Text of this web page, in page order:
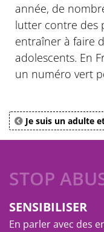
année, de
lutter contre des
entraîner à faire
adolescents. En
un numéro vert
Je suis un adulte
STOP
SENSIBILISER
En parler avec des